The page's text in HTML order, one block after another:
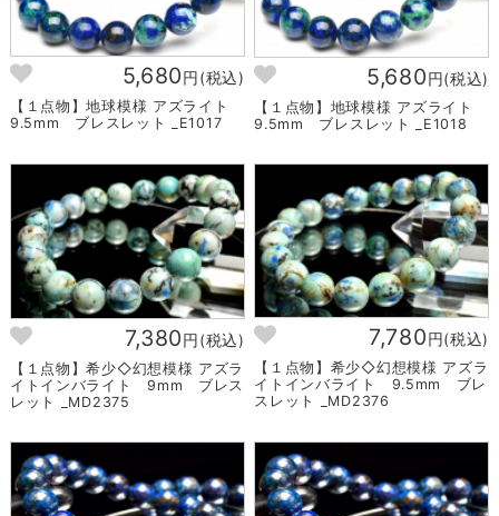
5,680円(税込)
【１点物】地球模様 アズライト
9.5mm ブレスレット _E1017
5,680円(税込)
【１点物】地球模様 アズライト
9.5mm ブレスレット _E1018
7,380円(税込)
【１点物】希少◇幻想模様 アズラ
イトインバライト 9mm ブレス
レット _MD2375
7,780円(税込)
【１点物】希少◇幻想模様 アズラ
イトインバライト 9.5mm ブレ
スレット _MD2376